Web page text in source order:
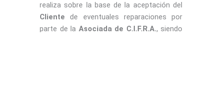
realiza sobre la base de la aceptación del
Cliente de eventuales reparaciones por
parte de la Asociada de C.I.F.R.A., siendo